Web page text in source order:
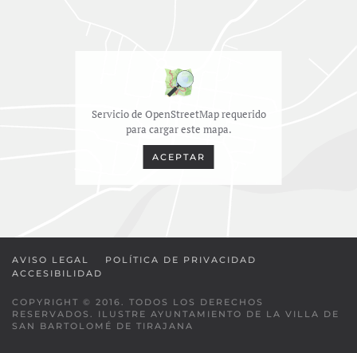
Servicio de OpenStreetMap requerido
para cargar este mapa.
ACEPTAR
AVISO LEGAL
POLÍTICA DE PRIVACIDAD
ACCESIBILIDAD
COPYRIGHT © 2016. TODOS LOS DERECHOS
RESERVADOS. ILUSTRE AYUNTAMIENTO DE LA VILLA DE
SAN BARTOLOMÉ DE TIRAJANA